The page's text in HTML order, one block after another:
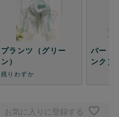
プランツ（グリー
ン）
残りわずか
バード
ンク）
お気に入りに登録する